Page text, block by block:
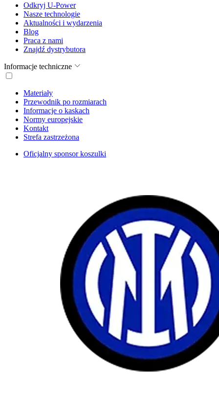
Odkryj U-Power
Nasze technologie
Aktualności i wydarzenia
Blog
Praca z nami
Znajdź dystrybutora
Informacje techniczne
Materiały
Przewodnik po rozmiarach
Informacje o kaskach
Normy europejskie
Kontakt
Strefa zastrzeżona
Oficjalny sponsor koszulki